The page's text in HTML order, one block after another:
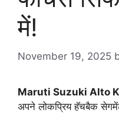
में!
November 19, 2025
Maruti Suzuki Alto
अपने लोकप्रिय हॅचबैक